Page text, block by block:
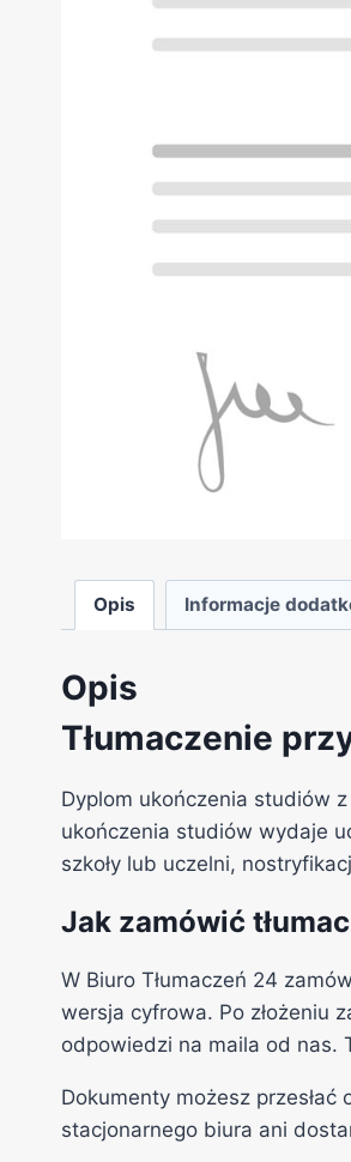
Opis Informacje
Opis
Tłumaczenie
Dyplom ukończenia studiów
ukończenia studiów wydaje
szkoły lub uczelni,
Jak zamówić
W Biuro Tłumaczeń 24
wersja cyfrowa. Po złożeniu
odpowiedzi na maila od nas.
Dokumenty możesz
stacjonarnego biura ani